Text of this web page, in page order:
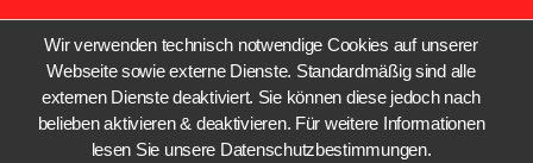
Wir verwenden technisch notwendige Cookies auf unserer
Webseite sowie externe Dienste. Standardmäßig sind alle
externen Dienste deaktiviert. Sie können diese jedoch nach
belieben aktivieren & deaktivieren. Für weitere Informationen
lesen Sie unsere Datenschutzbestimmungen.